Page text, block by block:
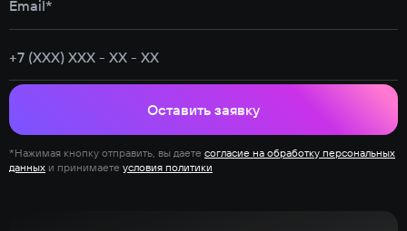
Оставить заявку
*Нажимая кнопку отправить, вы даете согласие на обработку персональных
данных и принимаете условия политики